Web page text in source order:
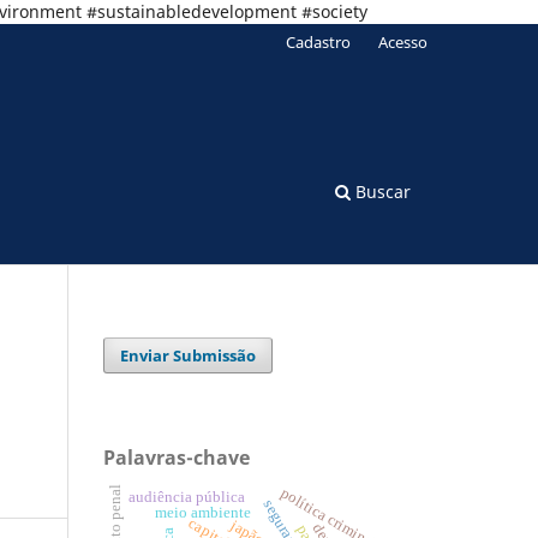
#sustainabledevelopment #society
Buscar
Cadastro Acesso
Enviar Submissão
Palavras-chave
meio ambiente política criminal
audiência pública